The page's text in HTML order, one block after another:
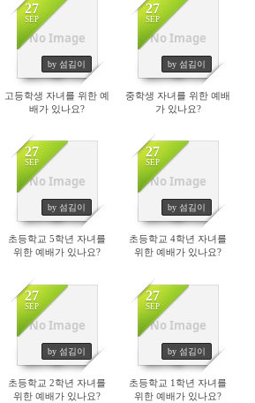
No Image
27
SEP
by 섬김이
226
고등학생 자녀를 위한 예
배가 있나요?
No Image
27
SEP
by 섬김이
214
중학생 자녀를 위한 예배
가 있나요?
No Image
27
SEP
by 섬김이
225
초등학교 5학년 자녀를
위한 예배가 있나요?
No Image
27
SEP
by 섬김이
216
초등학교 4학년 자녀를
위한 예배가 있나요?
No Image
27
SEP
by 섬김이
221
초등학교 2학년 자녀를
위한 예배가 있나요?
No Image
27
SEP
by 섬김이
223
초등학교 1학년 자녀를
위한 예배가 있나요?